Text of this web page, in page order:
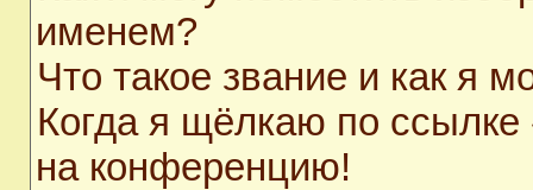
именем?
Что такое звание и как я
Когда я щёлкаю по ссылке
на конференцию!